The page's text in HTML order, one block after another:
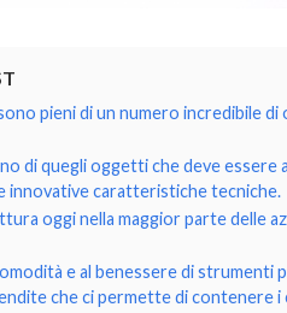
pieni di un numero incredibile
di quegli oggetti che deve
innovative caratteristiche tecniche.
oggi nella maggior parte delle
e al benessere di strumenti
che ci permette di contenere